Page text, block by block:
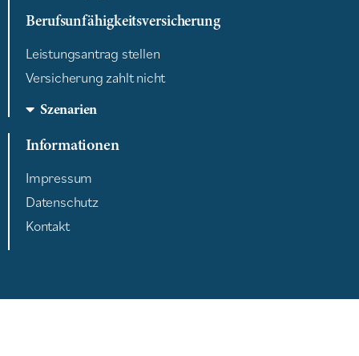
Berufsunfähigkeitsversicherung
Leistungsantrag stellen
Versicherung zahlt nicht
Szenarien
Informationen
Impressum
Datenschutz
Kontakt